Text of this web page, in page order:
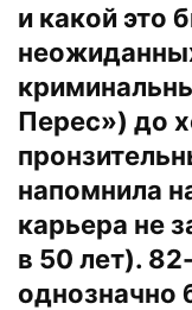
и какой это
Перес») до
напомнила
карьера не
в 50 лет).
однозначно